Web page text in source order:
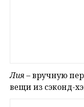
Лия– вручную
вещи из сэконд-